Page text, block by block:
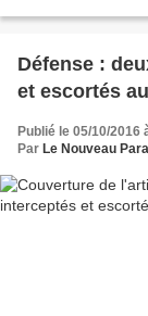
Défense :
et escortés
Publié le 05/10/2016
Par Le Nouveau